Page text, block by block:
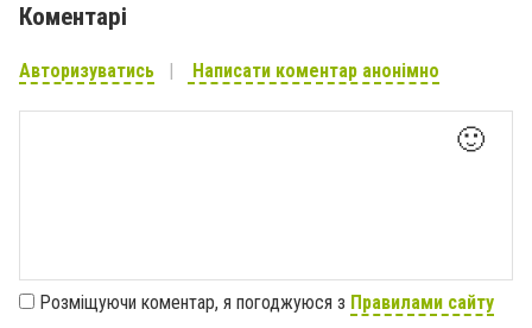
Коментарі
Авторизуватись Написати коментар анонімно
🙂
Розміщуючи коментар, я погоджуюся з Правилами сайту